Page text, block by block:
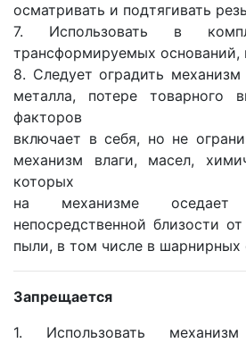
осматривать и подтягивать
7. Использовать в
трансформируемых
8. Следует оградить
металла, потере товарного
факторов
включает в себя, но не
механизм влаги, масел,
которых
на механизме
непосредственной близости
пыли, в том числе в шарнирных
Запрещается
1. Использовать